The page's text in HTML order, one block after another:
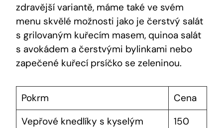
zdravější variantě, máme také ve svém
menu skvělé možnosti jako je čerstvý salát
s grilovaným kuřecím masem, quinoa salát
s avokádem a čerstvými bylinkami nebo
zapečené kuřecí prsíčko se zeleninou.
Pokrm
Cena
Vepřové knedlíky s kyselým
150